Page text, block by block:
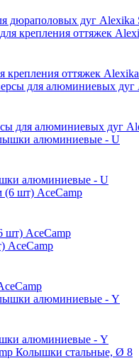
дюраполовых дуг Alexika
оттяжек Alexika
для алюминиевых дуг
алюминиевые - U
шт) AceCamp
алюминиевые - Y